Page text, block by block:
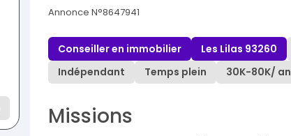
Annonce N°8647941
Conseiller en immobilier Les Lilas 93260
Indépendant
Temps plein 30K-80K/ an
Missions